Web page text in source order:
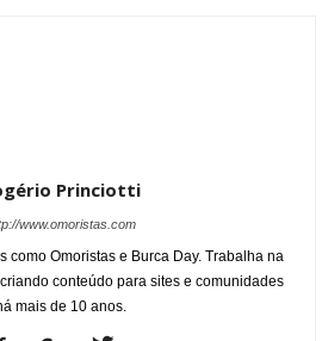
Princiotti
www.omoristas.com
como Omoristas e Burca Day. Trabalha na
conteúdo para sites e comunidades
mais de 10 anos.